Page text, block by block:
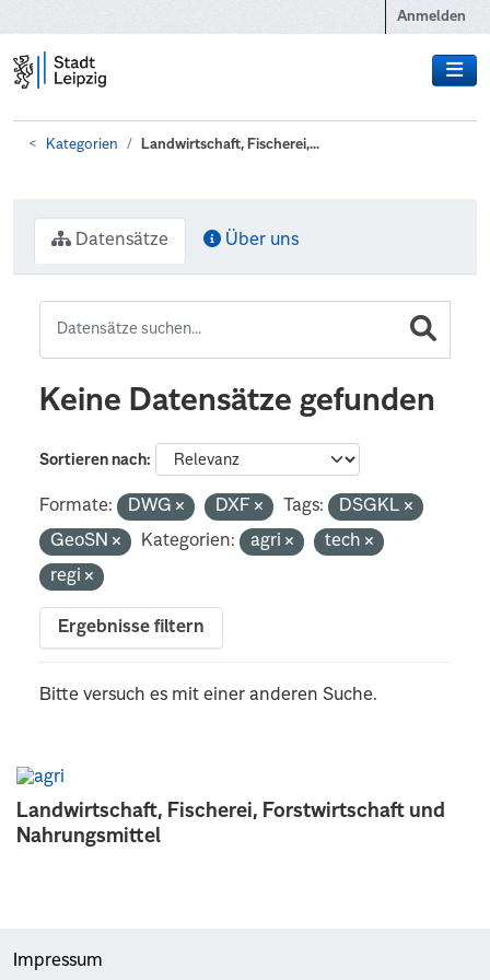
Anmelden
Kategorien Landwirtschaft, Fischerei,...
Landwirtschaft, Fischerei, Forstwirtschaft und
Nahrungsmittel
Datensätze Über uns
Keine Datensätze gefunden
Sortieren nach
Formate: DWG DXF Tags:
DSGKL
GeoSN
Kategorien: agri
tech
regi
Ergebnisse filtern
Bitte versuch es mit einer anderen Suche.
Impressum